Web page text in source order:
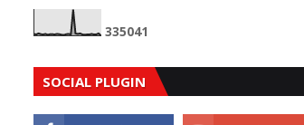
335041
SOCIAL PLUGIN